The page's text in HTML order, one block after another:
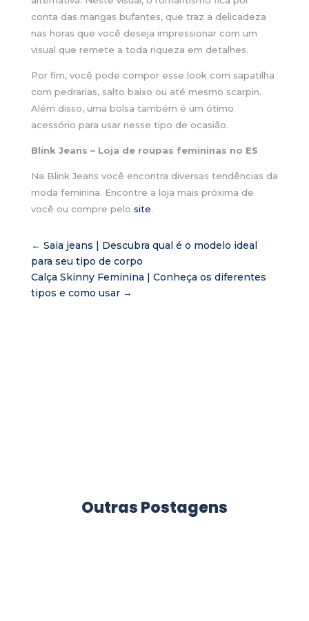
conta das mangas bufantes, que traz a delicadeza
nas horas que você deseja impressionar com um
visual que remete a toda riqueza em detalhes.
Por fim, você pode compor esse look com sapatilha
com pedrarias, salto baixo ou até mesmo scarpin.
Além disso, uma bolsa também é um ótimo
acessório para usar nesse tipo de ocasião.
Blink Jeans – Loja de roupas femininas no ES
Na Blink Jeans você encontra diversas tendências da
moda feminina. Encontre a loja mais próxima de
você ou compre pelo site.
← Saia jeans | Descubra qual é o modelo ideal
para seu tipo de corpo
Calça Skinny Feminina | Conheça os diferentes
tipos e como usar→
Outras Postagens